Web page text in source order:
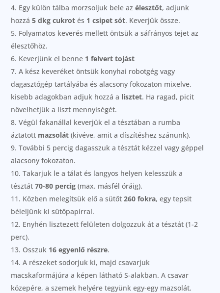
Egy külön tálba morzsoljuk bele azélesztőt, adjunk
hozzá5 dkg cukrot és 1 csipet sót. Keverjük össze.
Folyamatos keverés mellett öntsük a sáfrányos tejet az
élesztőhöz.
Keverjünk el benne 1 felvert tojást
A kész keveréket öntsük konyhai robotgég vagy
dagasztógép tartályába és alacsony fokozaton mixelve,
kisebb adagokban adjuk hozzá a lisztet. Ha ragad, picit
növelhetjük a liszt mennyiségét.
Végül fakanállal keverjük el a tésztában a rumba
áztatott mazsolát (kivéve, amit a díszítéshez szánunk).
További 5 percig dagasszuk a tésztát kézzel vagy géppel
alacsony fokozaton.
Takarjuk le a tálat és langyos helyen kelesszük a
tésztát70-80 percig (max. másfél óráig).
Közben melegítsük elő a sütőt260 fokra, egy tepsit
béleljünk ki sütőpapírral.
Enyhén lisztezett felületen dolgozzuk át a tésztát (1-2
perc).
Osszuk 16 egyenlő részre.
A részeket sodorjuk ki, majd csavarjuk
macskaformájúra a képen látható S-alakban. A csavar
közepére, a szemek helyére tegyünk egy-egy mazsolát.